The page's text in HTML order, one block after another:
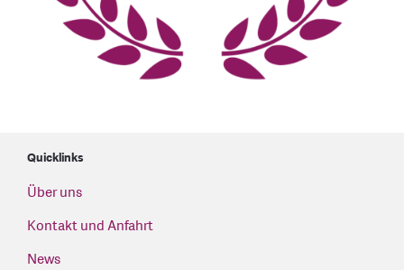
Quicklinks
Über uns
Kontakt und Anfahrt
News